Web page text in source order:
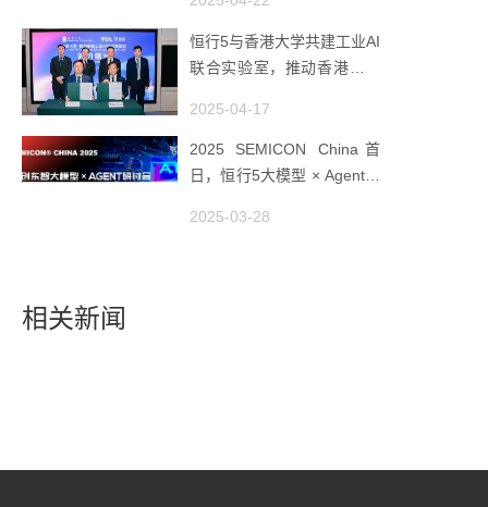
恒行5与香港大学共建工业AI
联合实验室，推动香港成为
2025-04-17
2025 SEMICON China首
日，恒行5大模型 × Agent研
潮
2025-03-28
相关新闻